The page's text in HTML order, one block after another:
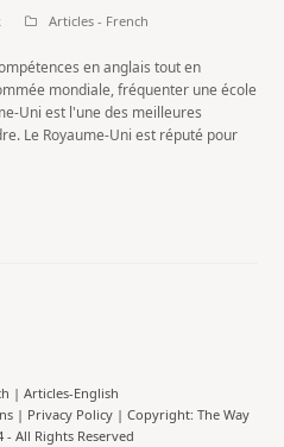
Articles - French
en anglais tout en
mondiale, fréquenter une école
Uni est l'une des meilleures
Le Royaume-Uni est réputé pour
| Articles-English
| Privacy Policy| Copyright: The Way
- All Rights Reserved